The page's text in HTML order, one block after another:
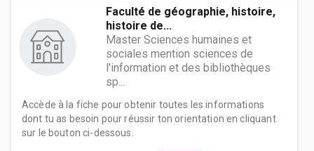
Faculté de géographie, histoire,
histoire de...
Master Sciences humaines et
sociales mention sciences de
l'information et des bibliothèques
sp...
Accède à la fiche pour obtenir toutes les informations
dont tu as besoin pour réussir ton orientation en cliquant
sur le bouton ci-dessous.